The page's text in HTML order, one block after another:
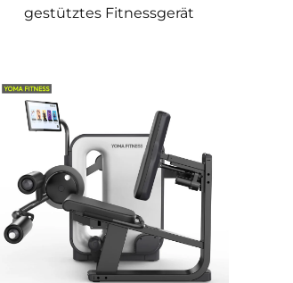
gestütztes Fitnessgerät